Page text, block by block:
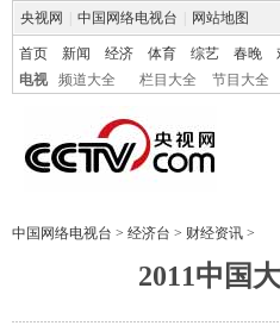
央视网 中国网络电视台 网站地图
首页 新闻 经济 体育 综艺 春晚
电视
频道大全 栏目大全 节目大全
中国网络电视台 > 经济台 > 财经资讯 >
2011中国